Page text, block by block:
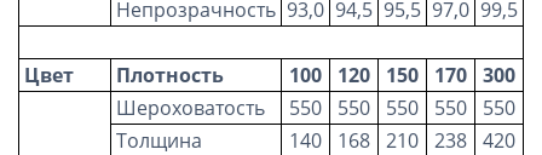
Непрозрачность 93,0 94,5 95,5 97,0 99,5
Цвет Плотность 100 120 150 170 300
Шероховатость 550 550 550 550
550
Толщина
140 168 210 238 420